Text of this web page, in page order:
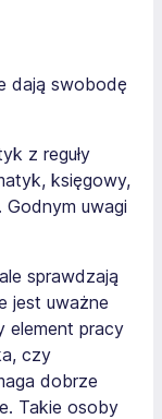
dają swobodę
z reguły
księgowy,
Godnym uwagi
sprawdzają
jest uważne
element pracy
czy
dobrze
Takie osoby